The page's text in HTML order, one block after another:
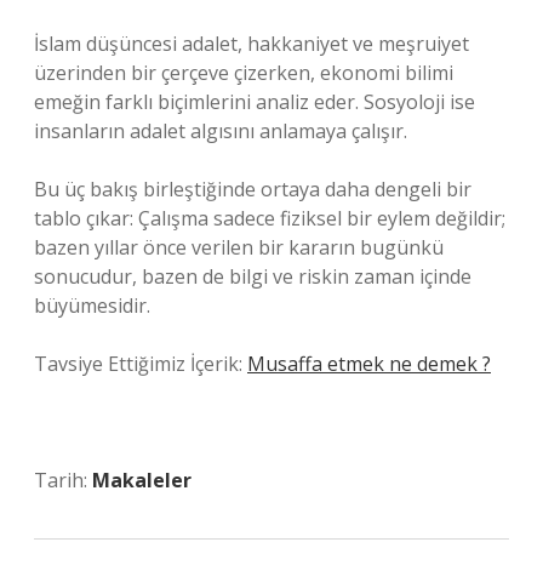
İslam düşüncesi adalet, hakkaniyet ve meşruiyet
üzerinden bir çerçeve çizerken, ekonomi bilimi
emeğin farklı biçimlerini analiz eder. Sosyoloji ise
insanların adalet algısını anlamaya çalışır.
Bu üç bakış birleştiğinde ortaya daha dengeli bir
tablo çıkar: Çalışma sadece fiziksel bir eylem değildir;
bazen yıllar önce verilen bir kararın bugünkü
sonucudur, bazen de bilgi ve riskin zaman içinde
büyümesidir.
Tavsiye Ettiğimiz İçerik: Musaffa etmek ne demek ?
Tarih: Makaleler